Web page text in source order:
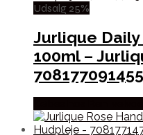
Udsalg 25%
Jurlique
100ml –
708177091455